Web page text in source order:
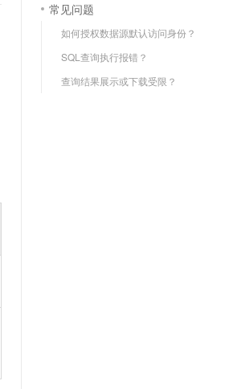
常见问题
如何授权数据源默认访问身份？
SQL查询执行报错？
查询结果展示或下载受限？